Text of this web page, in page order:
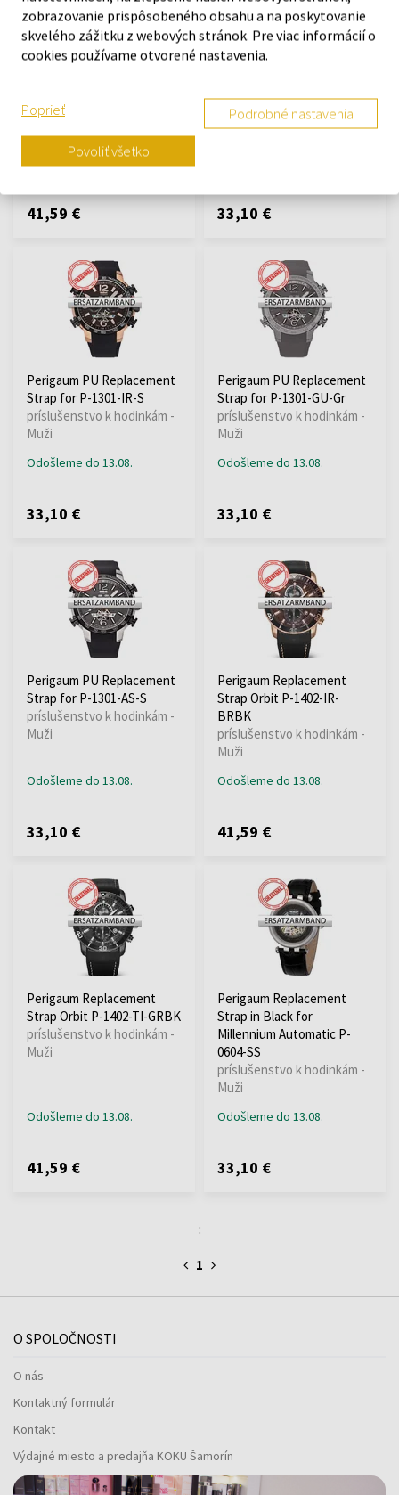
Perigaum Replacement
Unisex
Odošleme do 13.08.
41,59 €
Perigaum PU Replacement
P-1301-IS-S
príslušenstvo k hodinkám -
Muži
33,10 €
Perigaum PU Replacement
Strap for P-1301-IR-S
príslušenstvo k hodinkám -
Muži
Odošleme do 13.08.
33,10 €
Perigaum PU Replacement
Strap for P-1301-GU-Gr
príslušenstvo k hodinkám -
Muži
Odošleme do 13.08.
33,10 €
Perigaum PU Replacement
Strap for P-1301-AS-S
príslušenstvo k hodinkám -
Muži
Odošleme do 13.08.
33,10 €
Perigaum Replacement
Strap Orbit P-1402-IR-
BRBK
príslušenstvo k hodinkám -
Muži
Odošleme do 13.08.
41,59 €
Perigaum Replacement
Strap Orbit P-1402-TI-GRBK
príslušenstvo k hodinkám -
Muži
Odošleme do 13.08.
41,59 €
Perigaum Replacement
Strap in Black for
Millennium Automatic P-
0604-SS
príslušenstvo k hodinkám -
Muži
Odošleme do 13.08.
33,10 €
:
1
O SPOLOČNOSTI
O nás
Kontaktný formulár
Kontakt
Výdajné miesto a predajňa KOKU Šamorín
zobrazovanie prispôsobeného obsahu a na poskytovanie
skvelého zážitku z webových stránok. Pre viac informácií o
cookies používame otvorené nastavenia.
Poprieť Podrobné nastavenia
Povoliť všetko